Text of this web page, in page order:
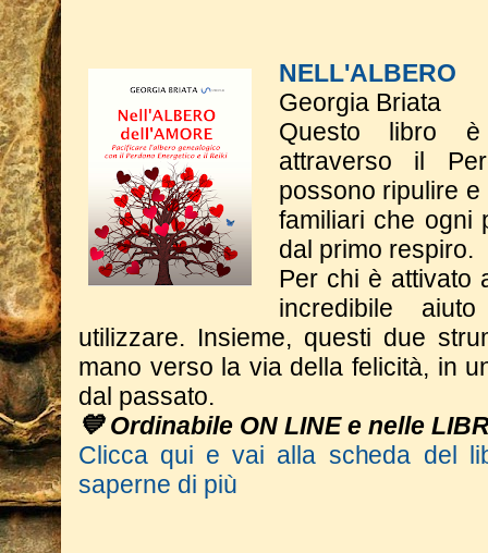
NELL'ALBERO
Georgia Briata
Questo libro
attraverso il
possono ripulire
familiari che ogni
dal primo respiro.
Per chi è attivato
incredibile
utilizzare. Insieme, questi due
mano verso la via della felicità, in
dal passato.
💙 Ordinabile ON LINE e nelle
Clicca qui e vai alla scheda del
saperne di più